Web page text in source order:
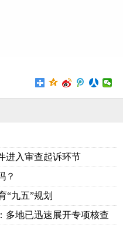
进入审查起诉环节
？
“九五”规划
多地已迅速展开专项核查